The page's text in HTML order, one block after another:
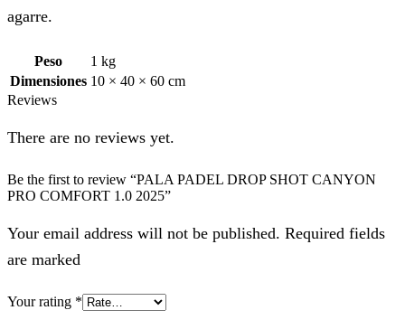
agarre.
Peso
1 kg
Dimensiones 10 × 40 × 60 cm
Reviews
There are no reviews yet.
Be the first to review “PALA PADEL DROP SHOT CANYON
PRO COMFORT 1.0 2025”
Your email address will not be published. Required fields
are marked
Your rating *